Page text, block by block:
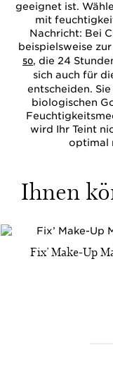
geeignet ist.
mit
Nachricht: Bei
beispielsweise zur
50, die 24
sich auch für
entscheiden.
biologischen
wird Ihr Teint
optimal
Ihnen
Fix’ Make-Up